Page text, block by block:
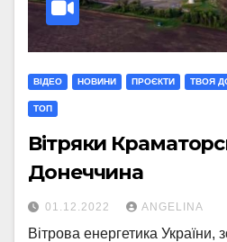
ВІДЕО НОВИНИ ПРОЄКТИ ТВОЯ
ТОП
Вітряки
Донеччина
01.12.2022 ANGELINA
Вітрова енергетика України,